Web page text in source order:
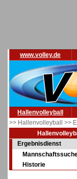
www.volley.de
Hallenvolleyball
>> Hallenvolleyball >>
Ergebnisdienst
Historie